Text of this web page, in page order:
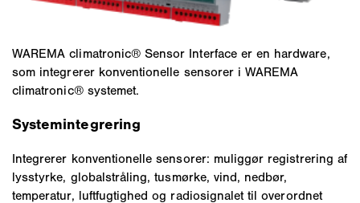
WAREMA climatronic® Sensor Interface er en hardware,
som integrerer konventionelle sensorer i WAREMA
climatronic® systemet.
Systemintegrering
Integrerer konventionelle sensorer: muliggør registrering af
lysstyrke, globalstråling, tusmørke, vind, nedbør,
temperatur, luftfugtighed og radiosignalet til overordnet